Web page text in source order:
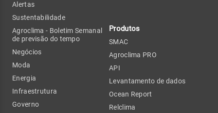
Alertas
Sustentabilidade
Agroclima - Boletim Semanal
de previsão do tempo
Negócios
Moda
Energia
Infraestrutura
Governo
Produtos
SMAC
Agroclima PRO
API
Levantamento de dados
Ocean Report
Relclima